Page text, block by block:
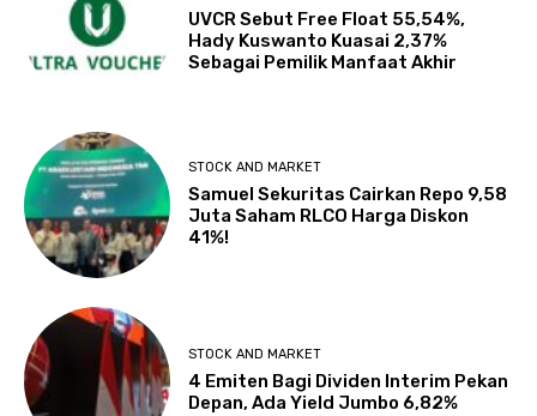
UVCR Sebut Free Float 55,54%,
Hady Kuswanto Kuasai 2,37%
Sebagai Pemilik Manfaat Akhir
STOCK AND MARKET
Samuel Sekuritas Cairkan Repo 9,58
Juta Saham RLCO Harga Diskon
41%!
STOCK AND MARKET
4 Emiten Bagi Dividen Interim Pekan
Depan, Ada Yield Jumbo 6,82%